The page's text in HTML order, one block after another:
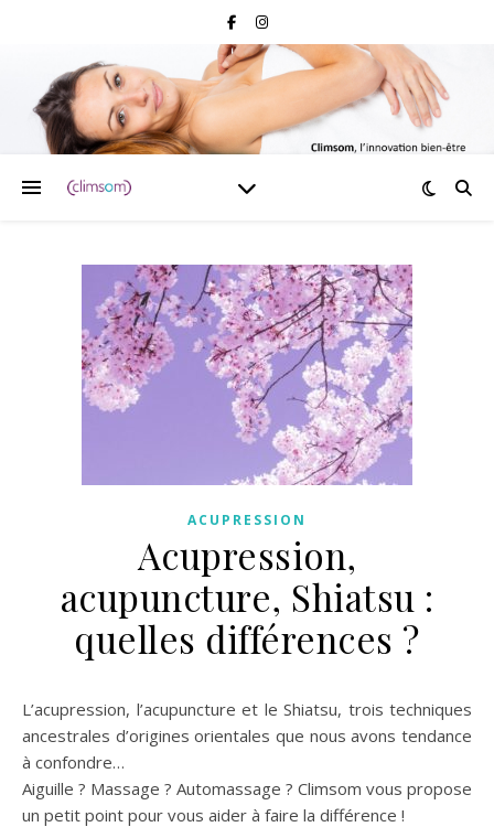
ACUPRESSION
Acupression,
acupuncture, Shiatsu :
quelles différences ?
L’acupression, l’acupuncture et le Shiatsu, trois techniques
ancestrales d’origines orientales que nous avons tendance
à confondre…
Aiguille ? Massage ? Automassage ? Climsom vous propose
un petit point pour vous aider à faire la différence !